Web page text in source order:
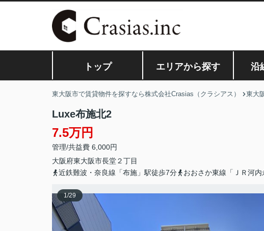
トップ エリアから探す 沿
東大阪市で賃貸物件を探すなら株式会社Crasias（クラシアス） 東大
Luxe布施北2
7.5万円
管理/共益費 6,000円
大阪府東大阪市長堂２丁目
近鉄難波・奈良線「布施」駅徒歩7分
おおさか東線「ＪＲ河
1/29